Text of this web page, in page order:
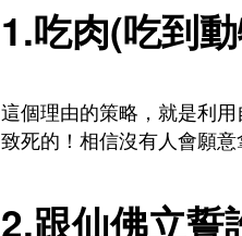
1.吃肉(吃到
這個理由的策略，就是利
致死的！相信沒有人會願意
2.跟仙佛立誓